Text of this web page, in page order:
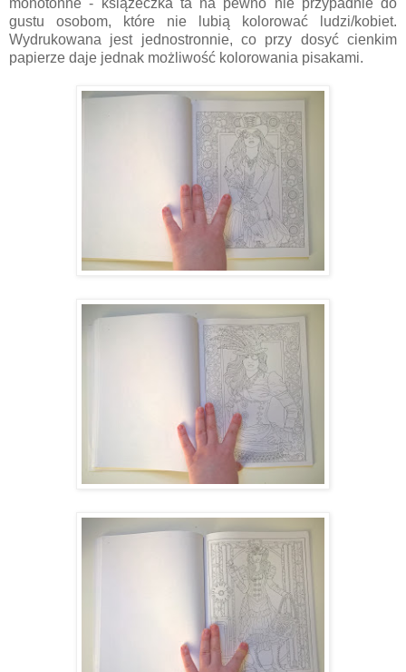
gustu osobom, które nie lubią kolorować ludzi/kobiet.
Wydrukowana jest jednostronnie, co przy dosyć cienkim
papierze daje jednak możliwość kolorowania pisakami.